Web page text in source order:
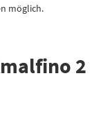
möglich.
2